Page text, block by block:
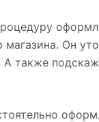
Он
также